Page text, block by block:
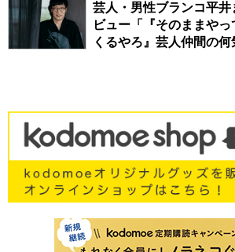
芸人・男性ブランコ平井
ビュー「『そのままや
くるやろ』芸人仲間の